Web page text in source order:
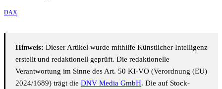
DAX
Hinweis: Dieser Artikel wurde mithilfe Künstlicher Intelligenz
erstellt und redaktionell geprüft. Die redaktionelle
Verantwortung im Sinne des Art. 50 KI-VO (Verordnung (EU)
2024/1689) trägt die DNV Media GmbH. Die auf Stock-